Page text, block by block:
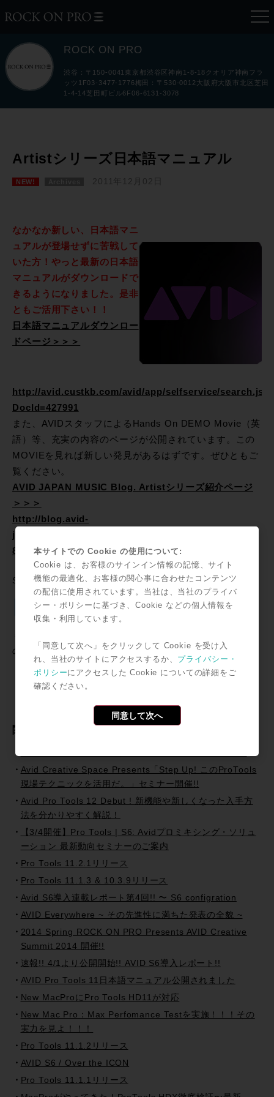
ROCK ON PRO
渋谷：〒150-0041東京都渋谷区神南1-8-18クオリア神南フラ
ッツ1F03-3477-1776梅田：〒530-0012大阪府大阪市北区芝田
1-4-14芝田町ビル6F06-6131-3078
Artistシリーズ日本語マニュアル
NEW! 2011年12月02日
なかなか新しい、日本語マニ
ュアルが登場せずに苦戦して
いた方！やっと最新の日本語
マニュアルがダウンロードで
きるようになりました。是非
ともご活用下さい！！
日本語マニュアルダウンロー
ドページ＞＞＞
http://avid.custkb.com/avid/app/selfservice/
DocId=427991
また、AVIDスタッフによるHands On DEMO Movie（英
語）等、充実の内容のページが公開されています。この
MOVIEを見れば新しい発見があるはずです。ぜひともご
覧ください。
AVID JAPAN MUSIC Blog. Artistシリーズ紹介ページ
＞＞＞
http://blog.avid-
jp.com/avid_japan_music_blog/2011/11/avid-artist-
8787.html
SNSで共有
Twitter
Facebook
LineEmail
共
＊記事中に掲載されている情報は2011年12月02日時点のも
のです。
関連記事
Avid Creative Space Presents「Step Up! このProTools
現場テクニックを活用だ。」セミナー開催!!
Avid Pro Tools 12 Debut ! 新機能や新しくなった入手方
法を分かりやすく解説！
【3/4開催】Pro Tools | S6: Avidプロミキシング・ソリュ
ーション 最新動向セミナーのご案内
Pro Tools 11.2.1リリース
Pro Tools 11.1.3 & 10.3.9リリース
Avid S6導入連載レポート第4回!! 〜 S6 configration
AVID Everywhere ~ その先進性に満ちた発表の全貌 ~
2014 Spring ROCK ON PRO Presents AVID Creative
Summit 2014 開催!!
速報!! 4/1より公開開始!! AVID S6導入レポート!!
AVID Pro Tools 11日本語マニュアル公開されました
New MacProにPro Tools HD11が対応
New Mac Pro：Max Perfomance Testを実施！！！その
実力を見よ！！！
Pro Tools 11.1.2リリース
AVID S6 / Over the ICON
Pro Tools 11.1.1リリース
本サイトでの Cookie の使用について:
Cookie は、お客様のサインイン情報の記憶、サイト
機能の最適化、お客様の関心事に合わせたコンテンツ
の配信に使用されています。当社は、当社のプライバ
シー・ポリシーに基づき、Cookie などの個人情報を
収集・利用しています。
「同意して次へ」をクリックして Cookie を受け入
れ、当社のサイトにアクセスするか、 プライバシー・
ポリシーにアクセスした Cookie についての詳細をご
確認ください。
同意して次へ